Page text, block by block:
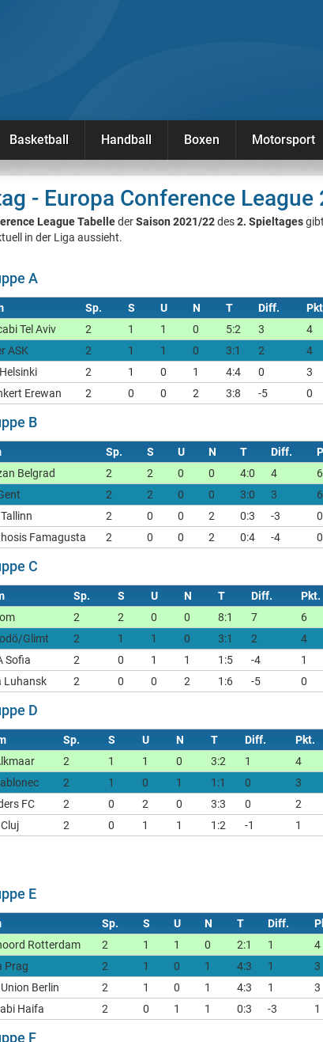
Basketball Handball Boxen Motorsport
- Europa Conference
League TabellederSaison 2021/22des2. Spieltages
in der Liga aussieht.
A
Sp. S U N T Diff.
Tel Aviv 2 1 1 0 5:2 3 4
ASK 2 1 1 0 3:1 2 4
2 1 0 1 4:4 0
3
Erewan 2 0 0 2 3:8 -5 0
B
Sp. S U N T Diff.
Belgrad 2 2 0 0 4:0 4 6
2 2 0 0 3:0 3 6
2 0 0 2 0:3 -3
0
Famagusta 2 0 0 2 0:4 -4 0
C
Sp. S U N T Diff. Pkt.
2 2 0 0 8:1 7 6
Glimt 2 1 1 0 3:1 2 4
Sofia 2 0 1 1 1:5 -4
1
Luhansk 2 0 0 2 1:6 -5 0
D
Sp. S U N T Diff. Pkt.
2 1 1 0 3:2 1 4
2 1 0 1 1:1 0 3
FC 2 0 2 0 3:3 0
2
2 0 1 1 1:2 -1 1
E
Sp. S U N T Diff.
Rotterdam 2 1 1 0 2:1 1 4
Prag 2 1 0 1 4:3 1 3
Berlin 2 1 0 1 4:3 1
3
Haifa 2 0 1 1 0:3 -3 1
F